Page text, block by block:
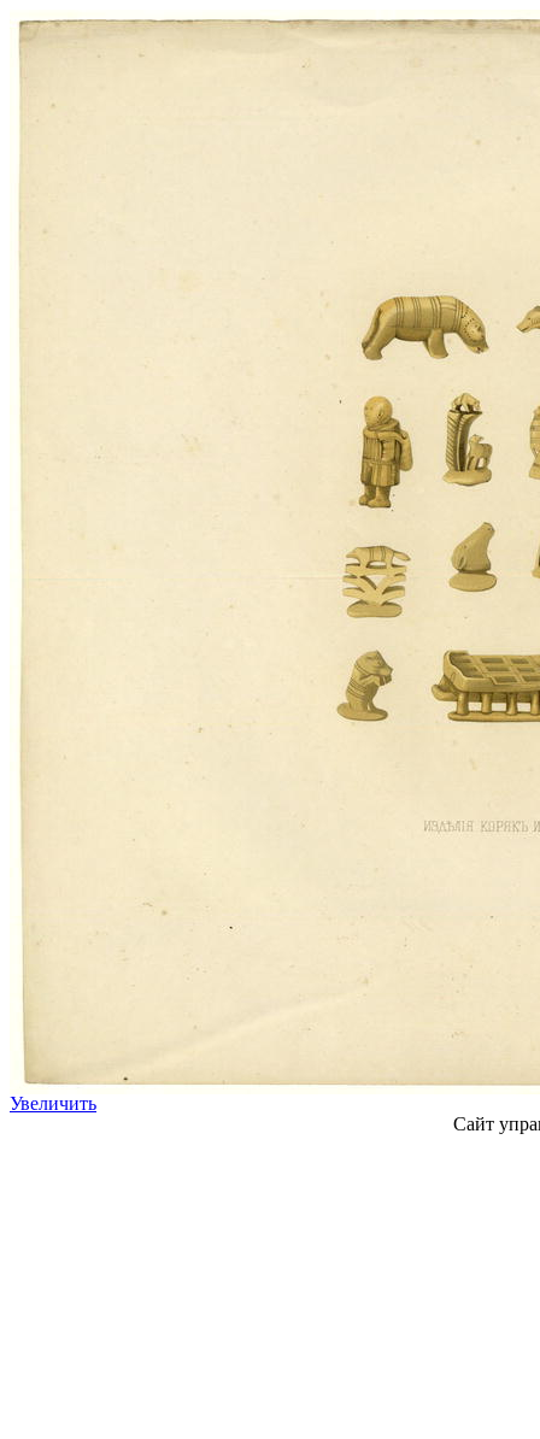
Увеличить
Сайт